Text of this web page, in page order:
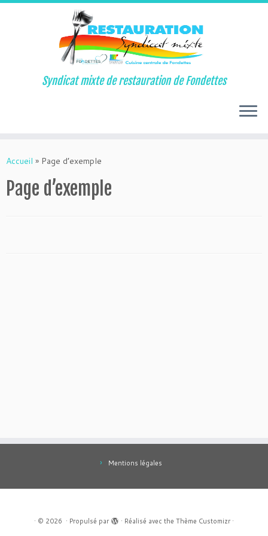
au
Syndicat mixte de restauration de Fondettes
Accueil » Page d’exemple
Page d’exemple
Mentions légales
· © 2026 · Propulsé par · Réalisé avec the Thème Customizr·